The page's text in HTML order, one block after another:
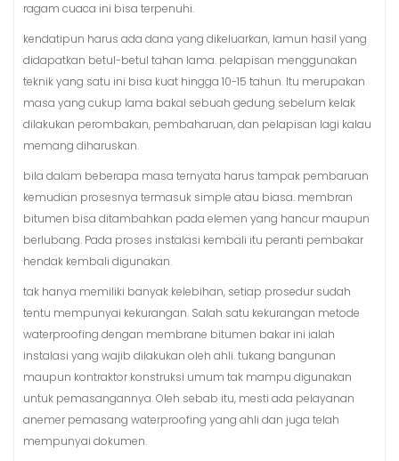
ragam cuaca ini bisa terpenuhi.
kendatipun harus ada dana yang dikeluarkan, lamun hasil yang
didapatkan betul-betul tahan lama. pelapisan menggunakan
teknik yang satu ini bisa kuat hingga 10-15 tahun. Itu merupakan
masa yang cukup lama bakal sebuah gedung sebelum kelak
dilakukan perombakan, pembaharuan, dan pelapisan lagi kalau
memang diharuskan.
bila dalam beberapa masa ternyata harus tampak pembaruan
kemudian prosesnya termasuk simple atau biasa. membran
bitumen bisa ditambahkan pada elemen yang hancur maupun
berlubang. Pada proses instalasi kembali itu peranti pembakar
hendak kembali digunakan.
tak hanya memiliki banyak kelebihan, setiap prosedur sudah
tentu mempunyai kekurangan. Salah satu kekurangan metode
waterproofing dengan membrane bitumen bakar ini ialah
instalasi yang wajib dilakukan oleh ahli. tukang bangunan
maupun kontraktor konstruksi umum tak mampu digunakan
untuk pemasangannya. Oleh sebab itu, mesti ada pelayanan
anemer pemasang waterproofing yang ahli dan juga telah
mempunyai dokumen.